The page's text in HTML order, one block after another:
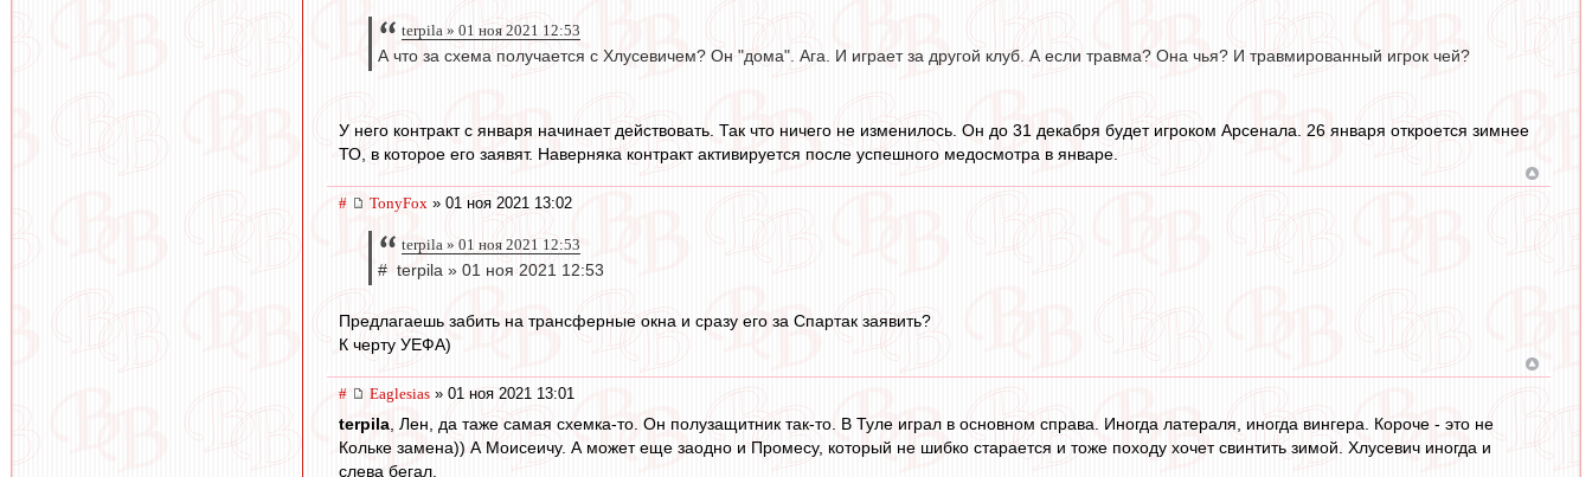
terpila » 01 ноя 2021 12:53
А что за схема получается с Хлусевичем? Он "дома". Ага. И играет за другой клуб. А если травма? Она чья? И травмированный игрок чей?
У него контракт с января начинает действовать. Так что ничего не изменилось. Он до 31 декабря будет игроком Арсенала. 26 января откроется зимнее
ТО, в которое его заявят. Наверняка контракт активируется после успешного медосмотра в январе.
# TonyFox » 01 ноя 2021 13:02
terpila » 01 ноя 2021 12:53
# terpila » 01 ноя 2021 12:53
Предлагаешь забить на трансферные окна и сразу его за Спартак заявить?
К черту УЕФА)
# Eaglesias » 01 ноя 2021 13:01
terpila, Лен, да таже самая схемка-то. Он полузащитник так-то. В Туле играл в основном справа. Иногда латераля, иногда вингера. Короче - это не
Кольке замена)) А Моисеичу. А может еще заодно и Промесу, который не шибко старается и тоже походу хочет свинтить зимой. Хлусевич иногда и
слева бегал.